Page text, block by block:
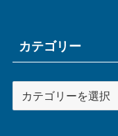
ブカテゴリー
テ